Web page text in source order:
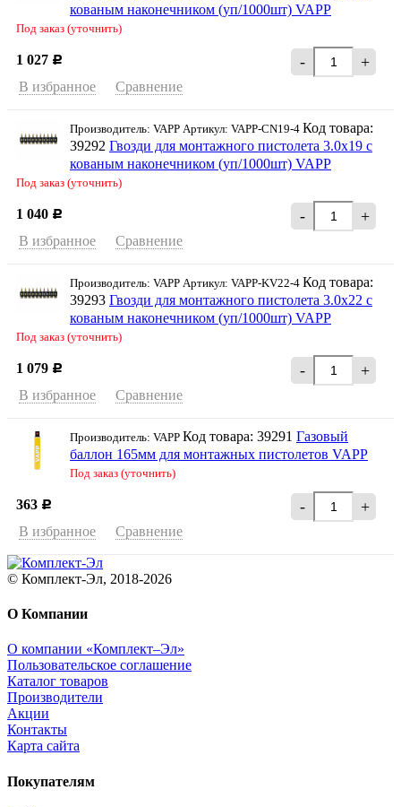
кованым наконечником (уп/1000шт) VAPP
Под заказ (уточнить)
1 027 Р - +
В избранное Сравнение
Производитель: VAPP Артикул: VAPP-CN19-4 Код товара:
39292 Гвозди для монтажного пистолета 3.0х19 с
кованым наконечником (уп/1000шт) VAPP
Под заказ (уточнить)
1 040 Р - +
В избранное Сравнение
Производитель: VAPP Артикул: VAPP-KV22-4 Код товара:
39293 Гвозди для монтажного пистолета 3.0х22 с
кованым наконечником (уп/1000шт) VAPP
Под заказ (уточнить)
1 079 Р - +
В избранное Сравнение
Производитель: VAPP Код товара: 39291 Газовый
баллон 165мм для монтажных пистолетов VAPP
Под заказ (уточнить)
363 Р - +
В избранное Сравнение
© Комплект-Эл, 2018-2026
О Компании
О компании «Комплект–Эл»
Пользовательское соглашение
Каталог товаров
Производители
Акции
Контакты
Карта сайта
Покупателям